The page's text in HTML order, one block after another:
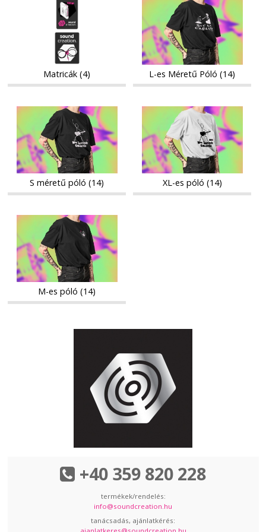
Matricák (4)
Méretű
Póló
L-
Méretű
Póló
L-es Méretű Póló (14)
póló
póló
S méretű póló (14)
XL-
póló
XL-
póló
XL-es póló (14)
M-
póló
M-
póló
M-es póló (14)
+40 359 820 228
termékek/rendelés:
info@soundcreation.hu
tanácsadás, ajánlatkérés: